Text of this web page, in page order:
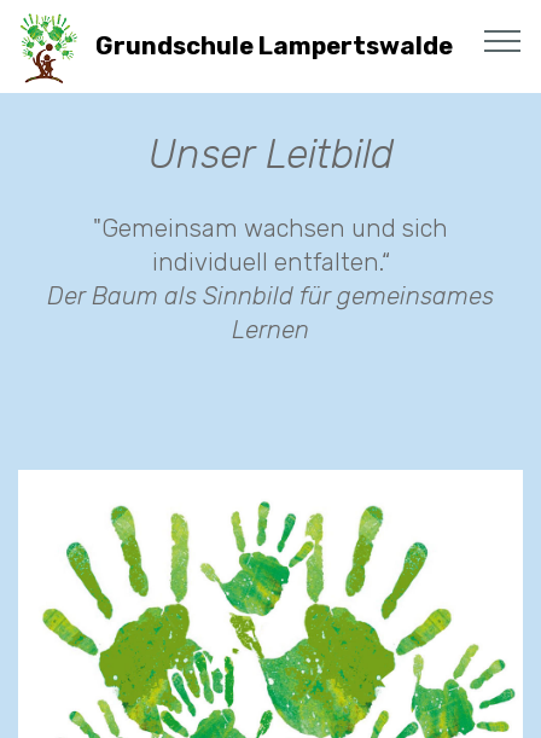
Grundschule Lampertswalde
Unser Leitbild
"Gemeinsam wachsen und sich
individuell entfalten.“
Der Baum als Sinnbild für gemeinsames
Lernen